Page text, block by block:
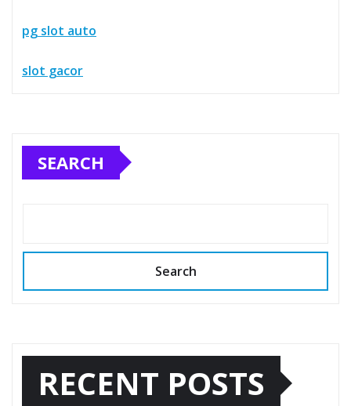
pg slot auto
slot gacor
SEARCH
Search
RECENT POSTS